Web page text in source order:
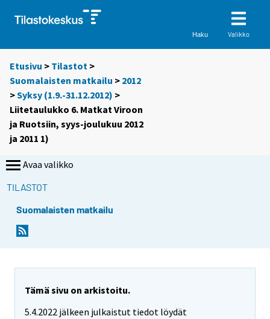
Haku Valikko
Etusivu > Tilastot >
Suomalaisten matkailu > 2012
>Syksy (1.9.-31.12.2012) >
Liitetaulukko 6. Matkat Viroon
ja Ruotsiin, syys-joulukuu 2012
ja 2011 1)
Avaa valikko
TILASTOT
Suomalaisten matkailu
Tämä sivu on arkistoitu.
5.4.2022 jälkeen julkaistut tiedot löydät